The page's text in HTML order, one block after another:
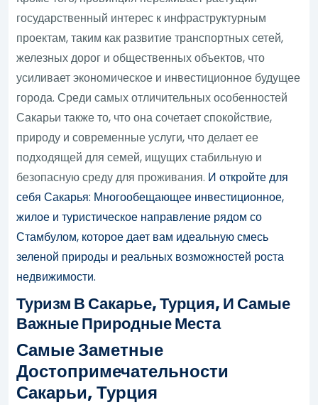
государственный интерес к инфраструктурным
проектам, таким как развитие транспортных сетей,
железных дорог и общественных объектов, что
усиливает экономическое и инвестиционное будущее
города. Среди самых отличительных особенностей
Сакарьи также то, что она сочетает спокойствие,
природу и современные услуги, что делает ее
подходящей для семей, ищущих стабильную и
безопасную среду для проживания. И откройте для
себя Сакарья: Многообещающее инвестиционное,
жилое и туристическое направление рядом со
Стамбулом, которое дает вам идеальную смесь
зеленой природы и реальных возможностей роста
недвижимости.
Туризм В Сакарье, Турция, И Самые
Важные Природные Места
Самые Заметные
Достопримечательности
Сакарьи, Турция